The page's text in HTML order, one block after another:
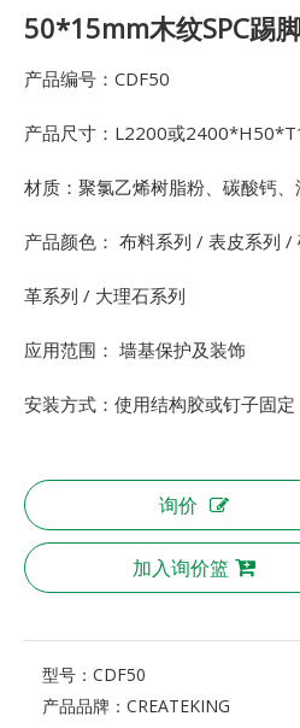
50*15mm木纹SPC踢
产品编号：CDF50
产品尺寸：L2200或
材质：聚氯乙烯树脂粉、碳酸钙、
产品颜色： 布料系列 / 表皮系列
革系列 / 大理石系列
应用范围： 墙基保护及装饰
安装方式：使用结构胶或钉子固定
询价
加入询价篮
型号： CDF50
产品品牌： CREATEKING